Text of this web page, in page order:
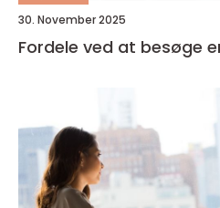
30. November 2025
Fordele ved at besøge